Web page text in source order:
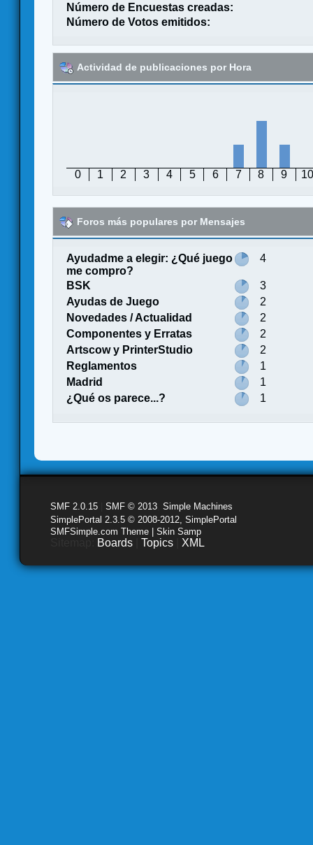
Número de Encuestas creadas:
Número de Votos emitidos:
Actividad de publicaciones por Hora
0 1 2 3 4 5 6 7 8 9 10
Foros más populares por Mensajes
Ayudadme a elegir: ¿Qué juego
me compro?
4
BSK
3
Ayudas de Juego
2
Novedades / Actualidad
2
Componentes y Erratas
2
Artscow y PrinterStudio
2
Reglamentos
1
Madrid
1
¿Qué os parece...?
1
SMF 2.0.15 SMF © 2013 Simple Machines
SimplePortal 2.3.5 © 2008-2012, SimplePortal
SMFSimple.com Theme | Skin Samp
Boards Topics XML